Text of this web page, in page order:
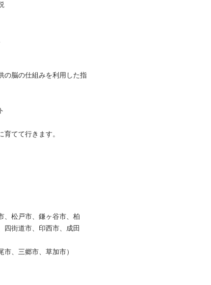
の脳の仕組みを利用した指
てて行きます。
、松戸市、鎌ヶ谷市、柏
四街道市、印西市、成田
、三郷市、草加市）